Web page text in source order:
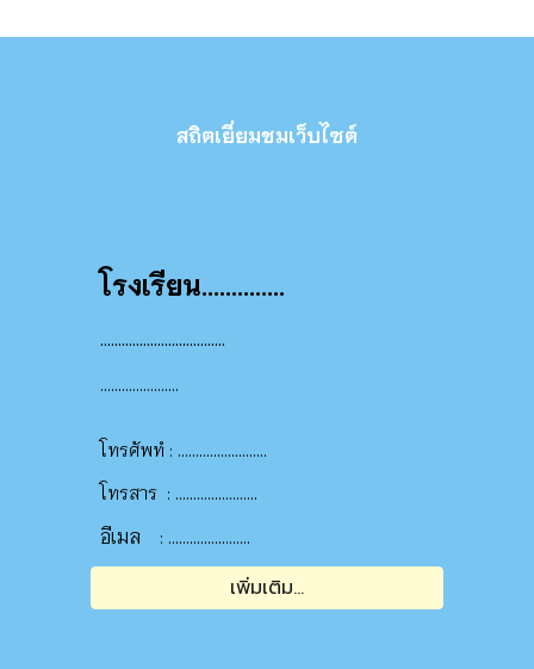
สถิตเยี่ยมชมเว็บไซต์
โรงเรียน..............
โทรศัพทํ :
โทรสาร : .......................
อีเมล
:
เพิ่มเติม...